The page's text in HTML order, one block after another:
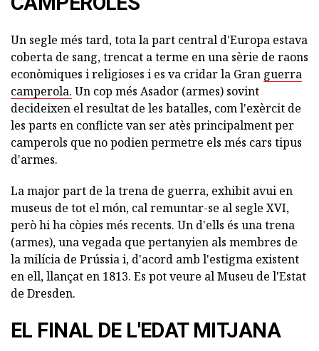
Un segle més tard, tota la part central d'Europa estava
coberta de sang, trencat a terme en una sèrie de raons
econòmiques i religioses i es va cridar la Gran guerra
camperola. Un cop més Asador (armes) sovint
decideixen el resultat de les batalles, com l'exèrcit de
les parts en conflicte van ser atès principalment per
camperols que no podien permetre els més cars tipus
d'armes.
La major part de la trena de guerra, exhibit avui en
museus de tot el món, cal remuntar-se al segle XVI,
però hi ha còpies més recents. Un d'ells és una trena
(armes), una vegada que pertanyien als membres de
la milícia de Prússia i, d'acord amb l'estigma existent
en ell, llançat en 1813. Es pot veure al Museu de l'Estat
de Dresden.
EL FINAL DE L'EDAT MITJANA